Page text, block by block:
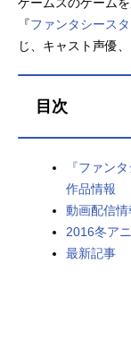
今期アニメ曜日別一
春アニメ
秋アニメ
『ファンタシース
じ、キャスト声優
目次
『ファン
作品情報
動画配信情
2016冬ア
最新記事